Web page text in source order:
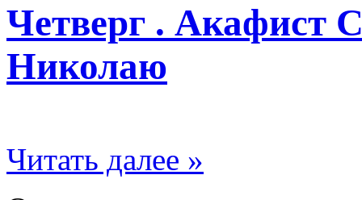
Четверг . Акафист
Николаю
Читать далее »